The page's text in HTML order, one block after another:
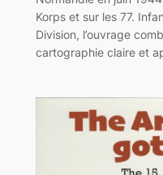
Korps et sur les 77.
Division, l’ouvrage
cartographie claire et